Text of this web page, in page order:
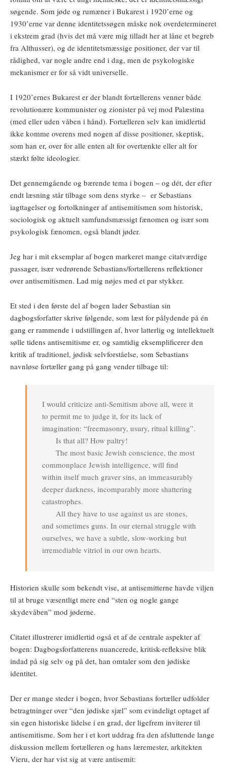
søgende. Som jøde og rumæner i Bukarest i 1920’erne og
1930’erne var denne identitetssøgen måske nok overdetermineret
i ekstrem grad (hvis det må være mig tilladt her at låne et begreb
fra Althusser), og de identitetsmæssige positioner, der var til
rådighed, var nogle andre end i dag, men de psykologiske
mekanismer er for så vidt universelle.
I 1920’ernes Bukarest er der blandt fortællerens venner både
revolutionære kommunister og zionister på vej mod Palæstina
(med eller uden våben i hånd). Fortælleren selv kan imidlertid
ikke komme overens med nogen af disse positioner, skeptisk,
som han er, over for alle enten alt for overtænkte eller alt for
stærkt følte ideologier.
Det gennemgående og bærende tema i bogen – og dét, der efter
endt læsning står tilbage som dens styrke – er Sebastians
iagttagelser og fortolkninger af antisemitismen som historisk,
sociologisk og aktuelt samfundsmæssigt fænomen og især som
psykologisk fænomen, også blandt jøder.
Jeg har i mit eksemplar af bogen markeret mange citatværdige
passager, især vedrørende Sebastians/fortællerens reflektioner
over antisemitismen. Lad mig nøjes med et par stykker.
Et sted i den første del af bogen lader Sebastian sin
dagbogsforfatter skrive følgende, som læst for pålydende på én
gang er rammende i udstillingen af, hvor latterlig og intellektuelt
sølle tidens antisemitisme er, og samtidig eksemplificerer den
kritik af traditionel, jødisk selvforståelse, som Sebastians
navnløse fortæller gang på gang vender tilbage til:
I would criticize anti-Semitism above all, were it
to permit me to judge it, for its lack of
imagination: “freemasonry, usury, ritual killing”.
Is that all? How paltry!
The most basic Jewish conscience, the most
commonplace Jewish intelligence, will find
within itself much graver sins, an immeasurably
deeper darkness, incomparably more shattering
catastrophes.
All they have to use against us are stones,
and sometimes guns. In our eternal struggle with
ourselves, we have a subtle, slow-working but
irremediable vitriol in our own hearts.
Historien skulle som bekendt vise, at antisemitterne havde viljen
til at bruge væsentligt mere end “sten og nogle gange
skydevåben” mod jøderne.
Citatet illustrerer imidlertid også et af de centrale aspekter af
bogen: Dagbogsforfatterens nuancerede, kritisk-refleksive blik
indad på sig selv og på det, han omtaler som den jødiske
identitet.
Der er mange steder i bogen, hvor Sebastians fortæller udfolder
betragtninger over “den jødiske sjæl” som evindeligt optaget af
sin egen historiske lidelse i en grad, der ligefrem inviterer til
antisemitisme. Som her i et kort uddrag fra den afsluttende lange
diskussion mellem fortælleren og hans læremester, arkitekten
Vieru, der har vist sig at være antisemit: